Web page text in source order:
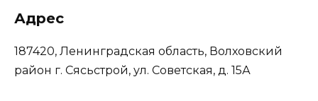
Адрес
187420, Ленинградская область, Волховский
район г. Сясьстрой, ул. Советская, д. 15А